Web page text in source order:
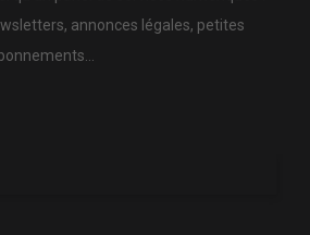
annonces légales, petites